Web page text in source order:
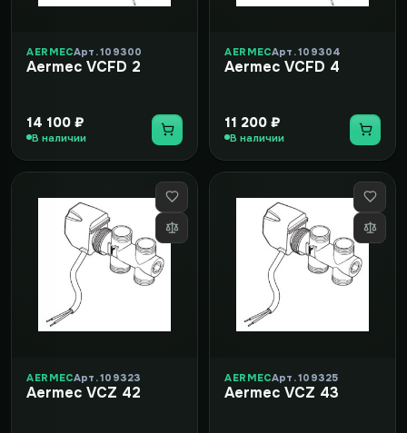
AERMECАрт. 109300
Aermec VCFD 2
14 100 ₽
В наличии
AERMECАрт. 109304
Aermec VCFD 4
11 200 ₽
В наличии
AERMECАрт. 109323
Aermec VCZ 42
AERMECАрт. 109325
Aermec VCZ 43